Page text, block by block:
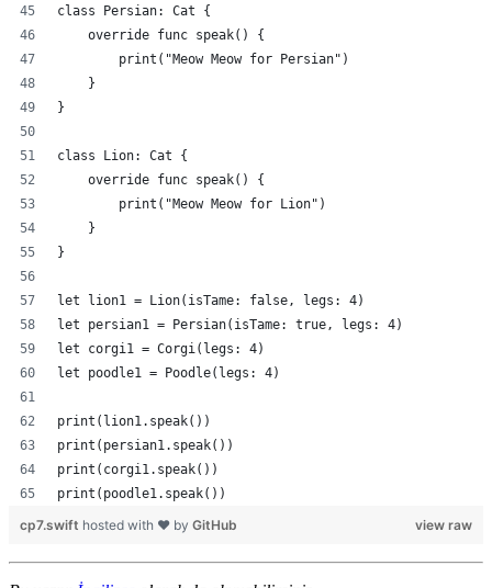
class Persian: Cat {
    override func speak() {
        print("Meow Meow for Persian")
    }
}
class Lion: Cat {
    override func speak() {
        print("Meow Meow for Lion")
    }
}
let lion1 = Lion(isTame: false, legs: 4)
let persian1 = Persian(isTame: true, legs: 4)
let corgi1 = Corgi(legs: 4)
let poodle1 = Poodle(legs: 4)
print(lion1.speak())
print(persian1.speak())
print(corgi1.speak())
print(poodle1.speak())
view raw
cp7.swift hosted with ❤ by GitHub